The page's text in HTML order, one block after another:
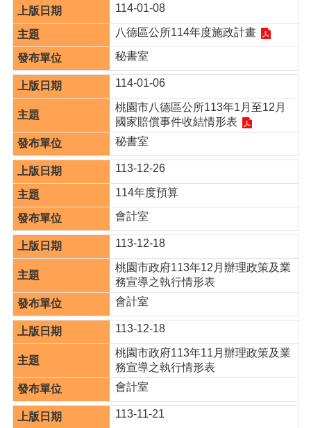
名
專
區
首
頁
網
站
覽
市
政
箱
常
見
問
題
園
市
政
府
114-01-08
八德區公所114年度施政計畫
秘書室
114-01-06
桃園市八德區公所113年1月至12月
國家賠償事件收結情形表
秘書室
113-12-26
114年度預算
會計室
113-12-18
桃園市政府113年12月辦理政策及業
務宣導之執行情形表
會計室
113-12-18
桃園市政府113年11月辦理政策及業
務宣導之執行情形表
會計室
113-11-21